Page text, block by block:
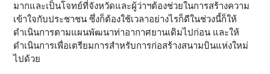
มากและเป็นโจทย์ที่จังหวัดและผู้ว่าฯต้องช่วยในการสร้างความ
เข้าใจกับประชาชน ซึ่งก็ต้องใช้เวลาอย่างไรก็ดีในช่วงนี้ก็ให้
ดำเนินการตามแผนพัฒนาท่าอากาศยานเดิมไปก่อน และให้
ดำเนินการเพื่อเตรียมการสำหรับการก่อสร้างสนามบินแห่งใหม่
ไปด้วย